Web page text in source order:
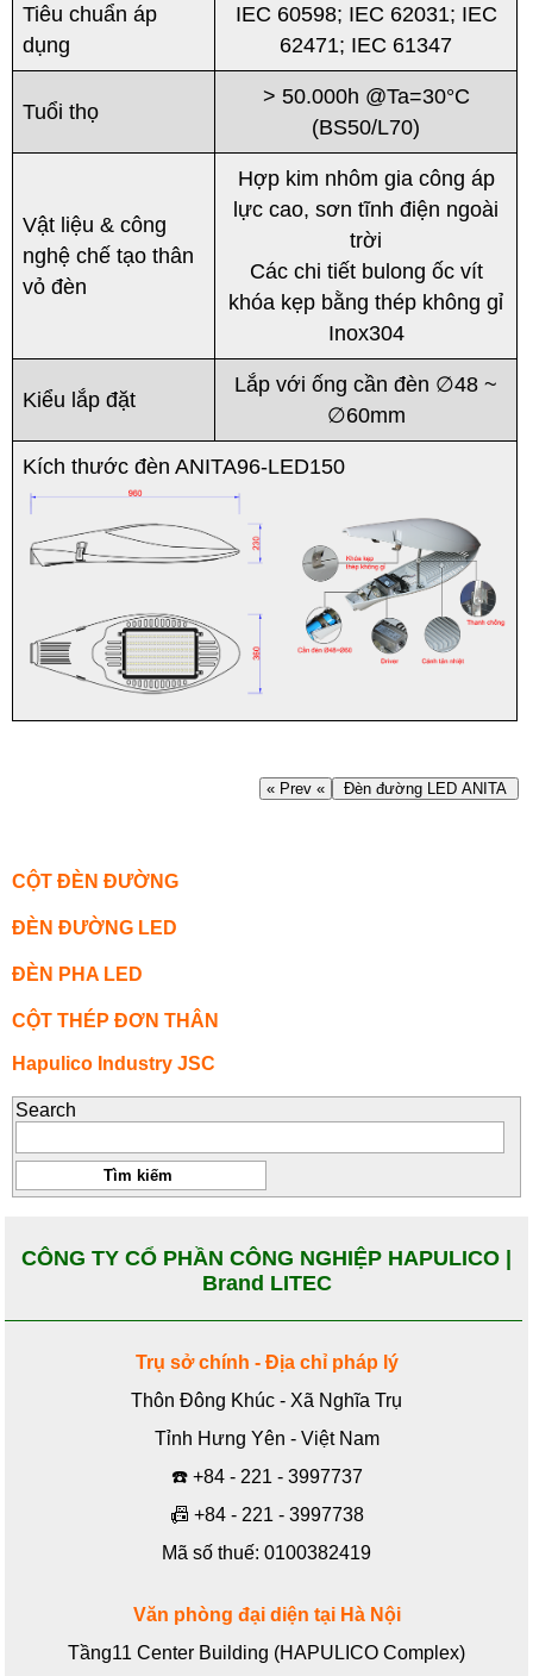
Tiêu chuẩn áp
dụng
IEC 60598; IEC 62031; IEC
62471; IEC 61347
Tuổi thọ
> 50.000h @Ta=30°C
(BS50/L70)
Vật liệu & công
nghệ chế tạo thân
vỏ đèn
Hợp kim nhôm gia công áp
lực cao, sơn tĩnh điện ngoài
trời
Các chi tiết bulong ốc vít
khóa kẹp bằng thép không gỉ
Inox304
Kiểu lắp đặt
Lắp với ống cần đèn ∅48 ~
∅60mm
Kích thước đèn ANITA96-LED150
« Prev « Đèn đường LED ANITA
CỘT ĐÈN ĐƯỜNG
ĐÈN ĐƯỜNG LED
ĐÈN PHA LED
CỘT THÉP ĐƠN THÂN
Hapulico Industry JSC
Search
CÔNG TY CỔ PHẦN CÔNG NGHIỆP HAPULICO |
Brand LITEC
Trụ sở chính - Địa chỉ pháp lý
Thôn Đông Khúc - Xã Nghĩa Trụ
Tỉnh Hưng Yên - Việt Nam
☎️ +84 - 221 - 3997737
📠 +84 - 221 - 3997738
Mã số thuế: 0100382419
Văn phòng đại diện tại Hà Nội
Tầng11 Center Building (HAPULICO Complex)